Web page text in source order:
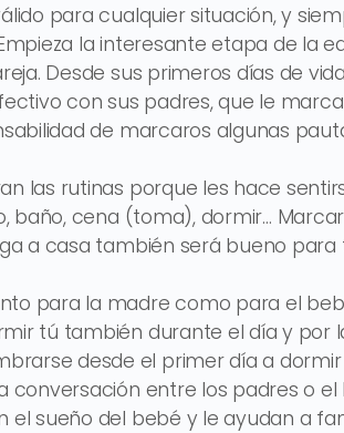
para cualquier situación, y
la interesante etapa de la
Desde sus primeros días de
con sus padres, que le
de marcaros algunas
las rutinas porque les hace
baño, cena (toma), dormir…
a casa también será bueno para
para la madre como para el
tú también durante el día y por
desde el primer día a dormir
conversación entre los padres o el
el sueño del bebé y le ayudan a